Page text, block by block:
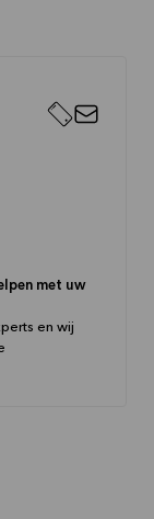
met uw
en wij